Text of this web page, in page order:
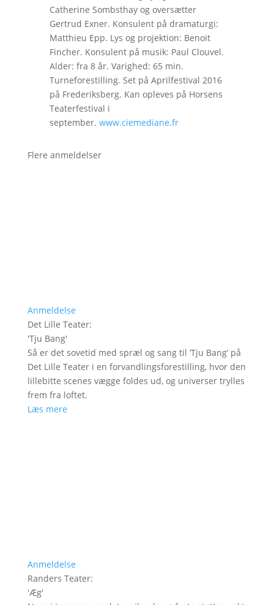
Catherine Sombsthay og oversætter
Gertrud Exner. Konsulent på dramaturgi:
Matthieu Epp. Lys og projektion: Benoit
Fincher. Konsulent på musik: Paul Clouvel.
Alder: fra 8 år. Varighed: 65 min.
Turneforestilling. Set på Aprilfestival 2016
på Frederiksberg. Kan opleves på Horsens
Teaterfestival i
september. www.ciemediane.fr
Flere anmeldelser
Anmeldelse
Det Lille Teater:
'Tju Bang'
Så er det sovetid med spræl og sang til ’Tju Bang’ på
Det Lille Teater i en forvandlingsforestilling, hvor den
lillebitte scenes vægge foldes ud, og universer trylles
frem fra loftet.
Læs mere
Anmeldelse
Randers Teater:
'Æg'